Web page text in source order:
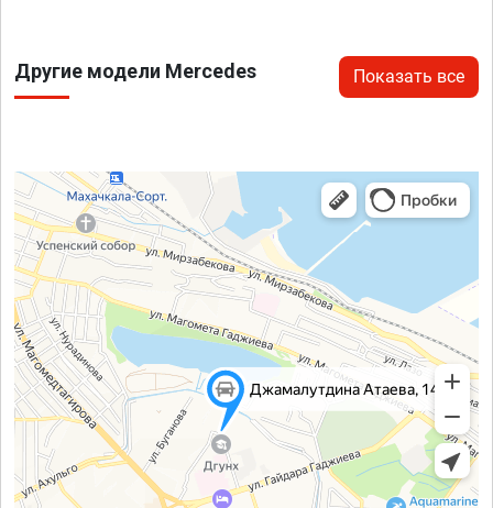
Другие модели Mercedes Показать все